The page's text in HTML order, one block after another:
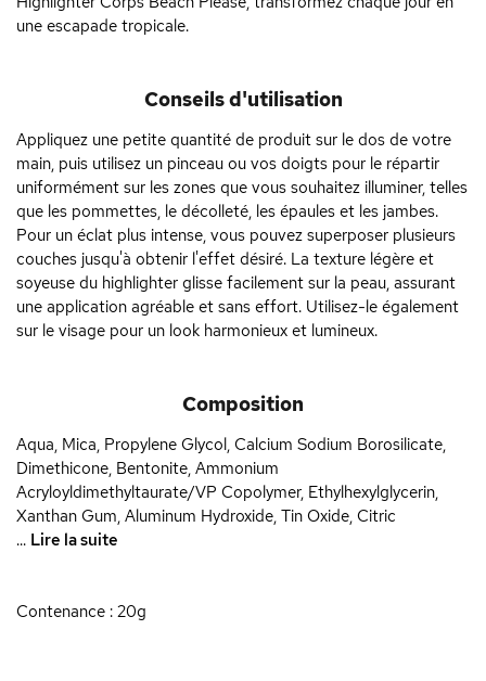
une escapade tropicale.
Conseils d'utilisation
Appliquez une petite quantité de produit sur le dos de votre
main, puis utilisez un pinceau ou vos doigts pour le répartir
uniformément sur les zones que vous souhaitez illuminer, telles
que les pommettes, le décolleté, les épaules et les jambes.
Pour un éclat plus intense, vous pouvez superposer plusieurs
couches jusqu'à obtenir l'effet désiré. La texture légère et
soyeuse du highlighter glisse facilement sur la peau, assurant
une application agréable et sans effort. Utilisez-le également
sur le visage pour un look harmonieux et lumineux.
Composition
Aqua, Mica, Propylene Glycol, Calcium Sodium Borosilicate,
Dimethicone, Bentonite, Ammonium
Acryloyldimethyltaurate/VP Copolymer, Ethylhexylglycerin,
Xanthan Gum, Aluminum Hydroxide, Tin Oxide, Citric
... Lire la suite
Contenance : 20g